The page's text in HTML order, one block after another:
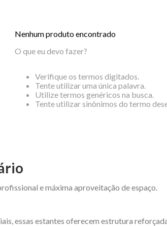
Nenhum produto encontrado
O que eu devo fazer?
Verifique os termos digitados.
Tente utilizar uma única palavra.
Utilize termos genéricos na busca.
Tente utilizar sinônimos do termo
e máxima aproveitação de espaço.
essas estantes oferecem estrutura